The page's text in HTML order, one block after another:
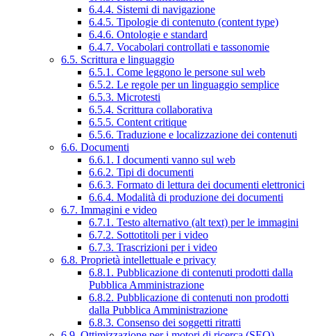
6.4.4. Sistemi di navigazione
6.4.5. Tipologie di contenuto (content type)
6.4.6. Ontologie e standard
6.4.7. Vocabolari controllati e tassonomie
6.5. Scrittura e linguaggio
6.5.1. Come leggono le persone sul web
6.5.2. Le regole per un linguaggio semplice
6.5.3. Microtesti
6.5.4. Scrittura collaborativa
6.5.5. Content critique
6.5.6. Traduzione e localizzazione dei contenuti
6.6. Documenti
6.6.1. I documenti vanno sul web
6.6.2. Tipi di documenti
6.6.3. Formato di lettura dei documenti elettronici
6.6.4. Modalità di produzione dei documenti
6.7. Immagini e video
6.7.1. Testo alternativo (alt text) per le immagini
6.7.2. Sottotitoli per i video
6.7.3. Trascrizioni per i video
6.8. Proprietà intellettuale e privacy
6.8.1. Pubblicazione di contenuti prodotti dalla
Pubblica Amministrazione
6.8.2. Pubblicazione di contenuti non prodotti
dalla Pubblica Amministrazione
6.8.3. Consenso dei soggetti ritratti